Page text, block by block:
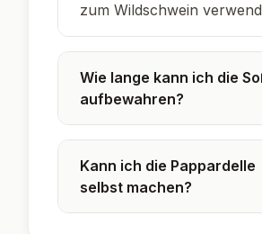
zum Wildschwein
Wie lange kann ich die
aufbewahren?
Kann ich die Pappardelle
selbst machen?